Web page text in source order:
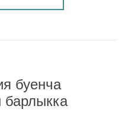
буенча